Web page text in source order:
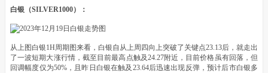
白银（SILVER1000）：
从上图白银1H周期图来看，白银自从上周四向上突破了关键点23.13后，就走出
了一波短期大涨行情，截至目前最高点触及24.27附近，目前价格虽有回落，但
回调幅度仅为50%，且昨日白银在触及23.64后迅速出现反弹，预计后市白银多